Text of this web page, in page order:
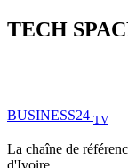
TECH
BUSINESS24 TV
La chaîne de
d'Ivoire.